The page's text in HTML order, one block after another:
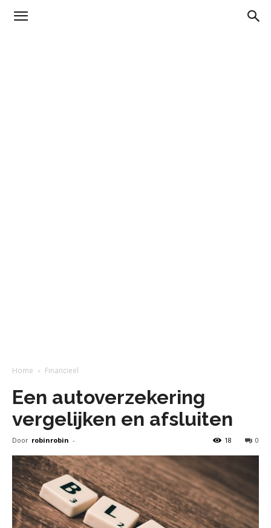
Home Financieel
Een autoverzekering
vergelijken en afsluiten
Door robinrobin - 0
18